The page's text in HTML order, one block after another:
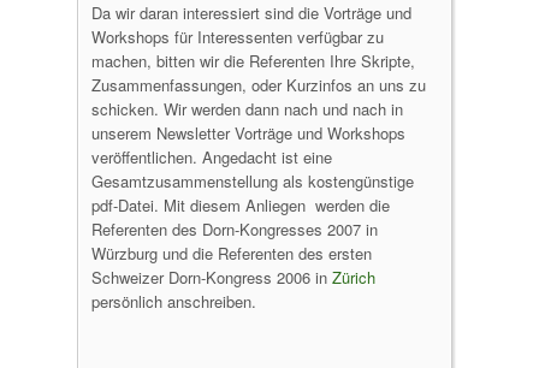
Da wir daran interessiert sind die Vorträge und
Workshops für Interessenten verfügbar zu
machen, bitten wir die Referenten Ihre Skripte,
Zusammenfassungen, oder Kurzinfos an uns zu
schicken. Wir werden dann nach und nach in
unserem Newsletter Vorträge und Workshops
veröffentlichen. Angedacht ist eine
Gesamtzusammenstellung als kostengünstige
pdf-Datei. Mit diesem Anliegen werden die
Referenten des Dorn-Kongresses 2007 in
Würzburg und die Referenten des ersten
Schweizer Dorn-Kongress 2006 in Zürich
persönlich anschreiben.